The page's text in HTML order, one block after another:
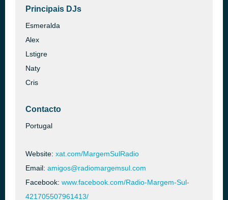
Principais DJs
Esmeralda
Alex
Lstigre
Naty
Cris
Contacto
Portugal
Website: xat.com/MargemSulRadio
Email: amigos@radiomargemsul.com
Facebook: www.facebook.com/Radio-Margem-Sul-
421705507961413/